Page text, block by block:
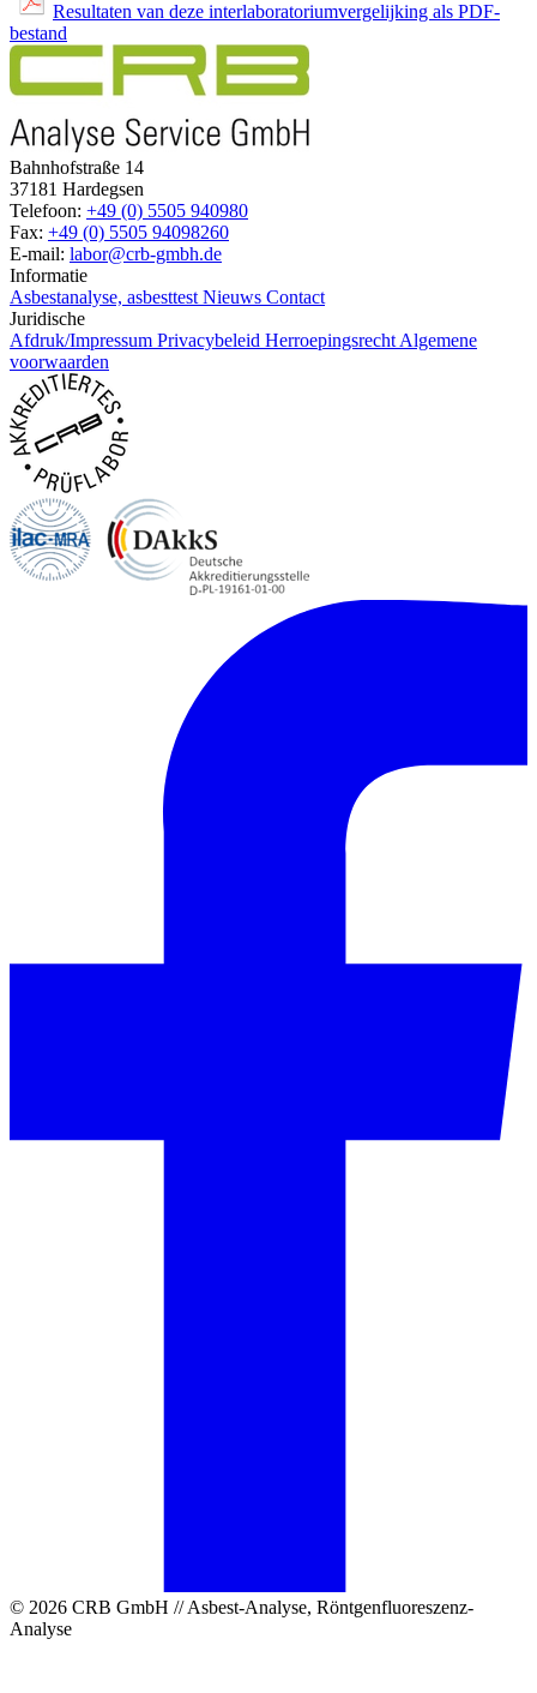
Resultaten van deze interlaboratoriumvergelijking als PDF-
bestand
Bahnhofstraße 14
37181 Hardegsen
Telefoon: +49 (0) 5505 940980
Fax: +49 (0) 5505 94098260
E-mail: labor@crb-gmbh.de
Informatie
Asbestanalyse, asbesttest Nieuws Contact
Juridische
Afdruk/Impressum Privacybeleid Herroepingsrecht Algemene
voorwaarden
© 2026 CRB GmbH // Asbest-Analyse, Röntgenfluoreszenz-
Analyse